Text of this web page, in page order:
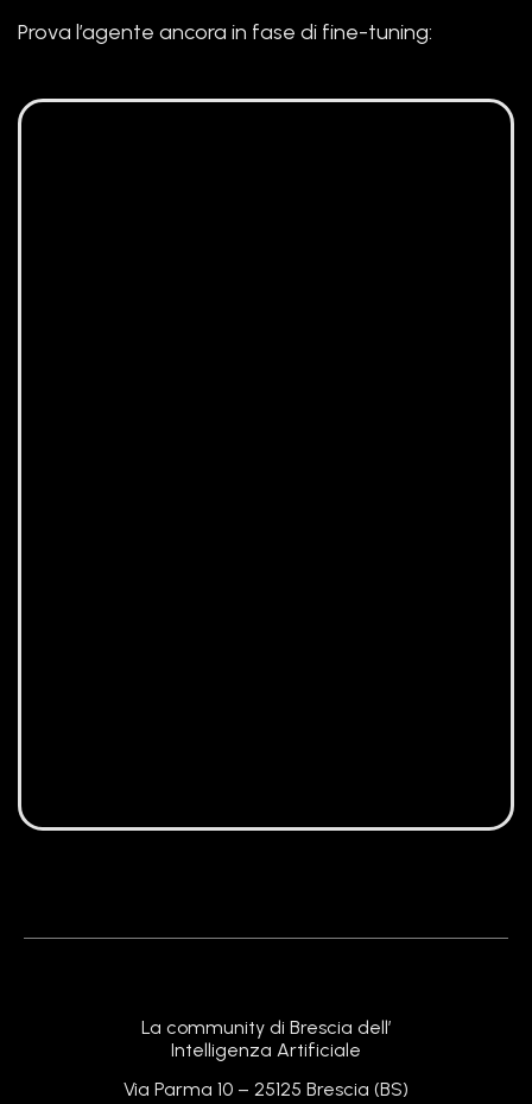
Prova l’agente ancora in fase di fine-tuning:
La community di Brescia dell’
Intelligenza Artificiale
Via Parma 10 – 25125 Brescia (BS)